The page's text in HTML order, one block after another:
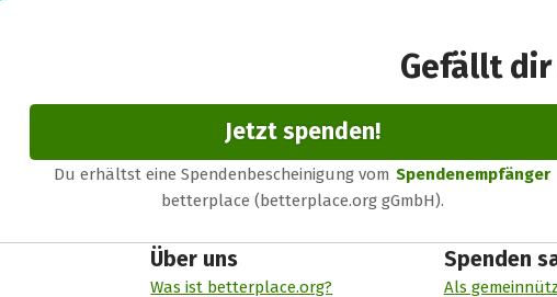
Gefällt
Jetzt spenden!
Du erhältst eine Spendenbescheinigung vom Spendenempfänger
betterplace (betterplace.org gGmbH).
Über uns
Was ist betterplace.org?
Spenden
Als